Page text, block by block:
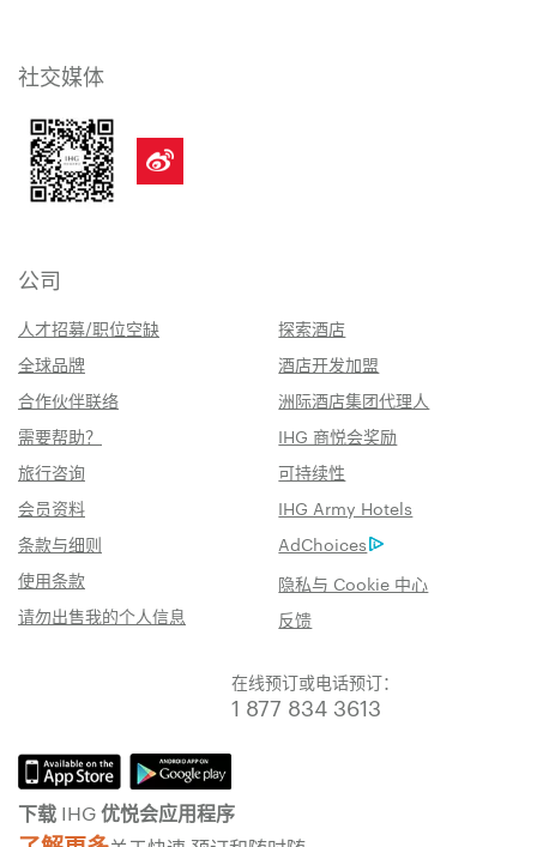
社交媒体
公司
人才招募/职位空缺
探索酒店
全球品牌
酒店开发加盟
合作伙伴联络
洲际酒店集团代理人
需要帮助？
IHG 商悦会奖励
旅行咨询
可持续性
会员资料
IHG Army Hotels
条款与细则
AdChoices
使用条款
隐私与 Cookie 中心
请勿出售我的个人信息
反馈
在线预订或电话预订：
1 877 834 3613
下载 IHG 优悦会应用程序